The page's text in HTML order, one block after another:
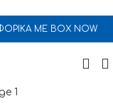
ΜΕ BOX NOW